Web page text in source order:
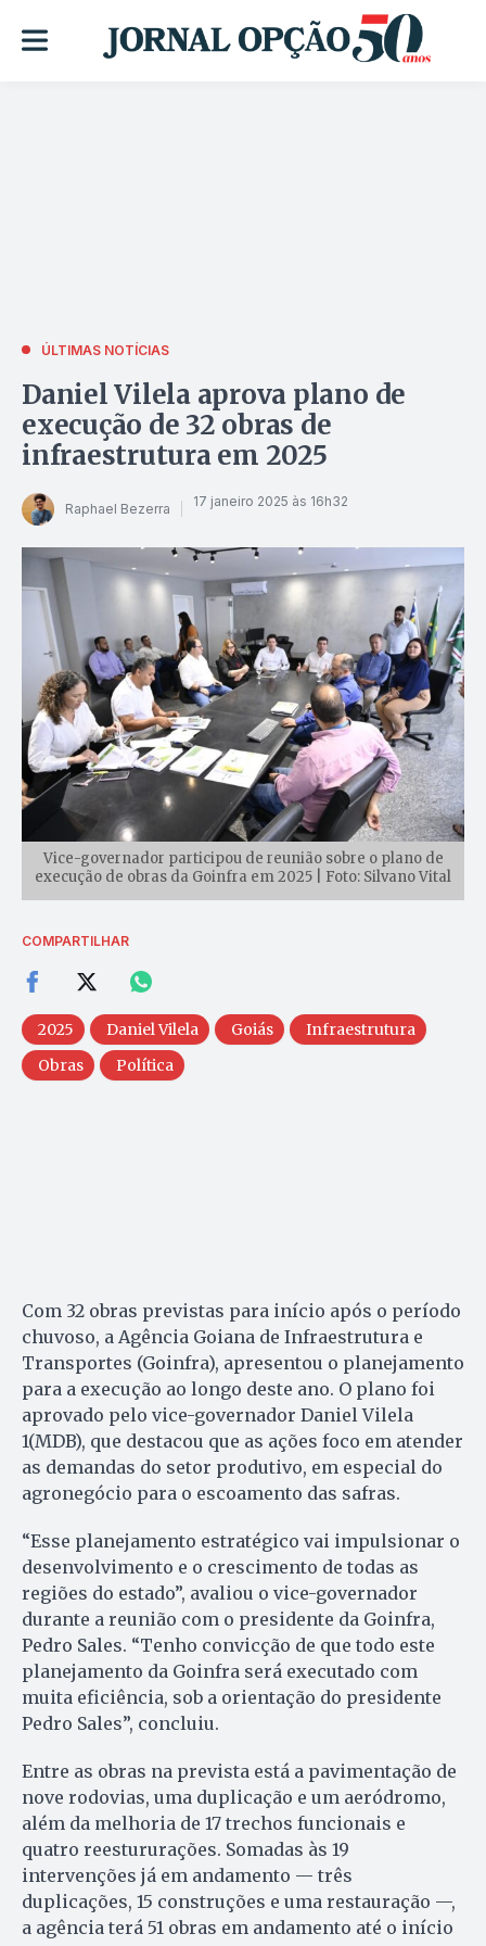
ÚLTIMAS NOTÍCIAS
Daniel Vilela aprova plano de
execução de 32 obras de
infraestrutura em 2025
Raphael Bezerra 17 janeiro 2025 às 16h32
Vice-governador participou de reunião sobre o plano de
execução de obras da Goinfra em 2025 | Foto: Silvano Vital
COMPARTILHAR
2025 Daniel Vilela Goiás
Infraestrutura
Obras
Política
Com 32 obras previstas para início após o período
chuvoso, a Agência Goiana de Infraestrutura e
Transportes (Goinfra), apresentou o planejamento
para a execução ao longo deste ano. O plano foi
aprovado pelo vice-governador Daniel Vilela
1(MDB), que destacou que as ações foco em atender
as demandas do setor produtivo, em especial do
agronegócio para o escoamento das safras.
“Esse planejamento estratégico vai impulsionar o
desenvolvimento e o crescimento de todas as
regiões do estado”, avaliou o vice-governador
durante a reunião com o presidente da Goinfra,
Pedro Sales. “Tenho convicção de que todo este
planejamento da Goinfra será executado com
muita eficiência, sob a orientação do presidente
Pedro Sales”, concluiu.
Entre as obras na prevista está a pavimentação de
nove rodovias, uma duplicação e um aeródromo,
além da melhoria de 17 trechos funcionais e
quatro reestururações. Somadas às 19
intervenções já em andamento — três
duplicações, 15 construções e uma restauração —,
a agência terá 51 obras em andamento até o início